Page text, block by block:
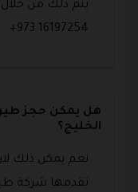
يتم ذلك من خلال
16197254 973+.
هل يمكن حجز
الخليج؟
نعم يمكن ذلك
تقدمها شركة